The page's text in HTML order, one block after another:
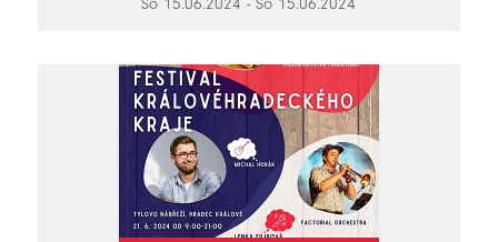
So 15.06.2024 - So 15.06.2024